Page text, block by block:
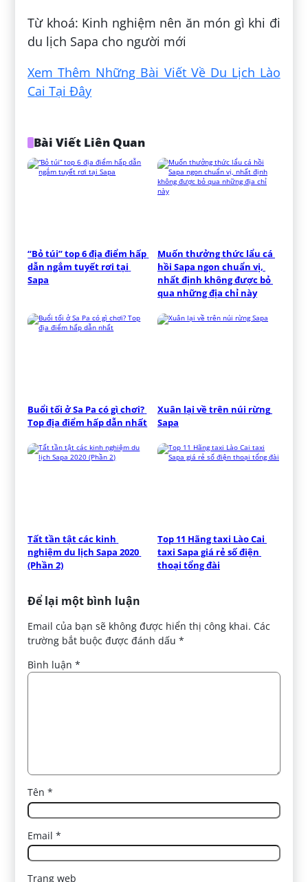
Từ khoá: Kinh nghiệm nên ăn món gì khi đi
du lịch Sapa cho người mới
Xem Thêm Những Bài Viết Về Du Lịch Lào
Cai Tại Đây
Bài Viết Liên Quan
“Bỏ túi” top 6 địa điểm hấp
dẫn ngắm tuyết rơi tại
Sapa
Muốn thưởng thức lẩu cá
hồi Sapa ngon chuẩn vị,
nhất định không được bỏ
qua những địa chỉ này
Buổi tối ở Sa Pa có gì chơi?
Top địa điểm hấp dẫn nhất
Xuân lại về trên núi rừng
Sapa
Tất tần tật các kinh
nghiệm du lịch Sapa 2020
(Phần 2)
Top 11 Hãng taxi Lào Cai
taxi Sapa giá rẻ số điện
thoại tổng đài
Để lại một bình luận
Email của bạn sẽ không được hiển thị công khai. Các
trường bắt buộc được đánh dấu*
Bình luận*
Tên*
Email*
Trang web